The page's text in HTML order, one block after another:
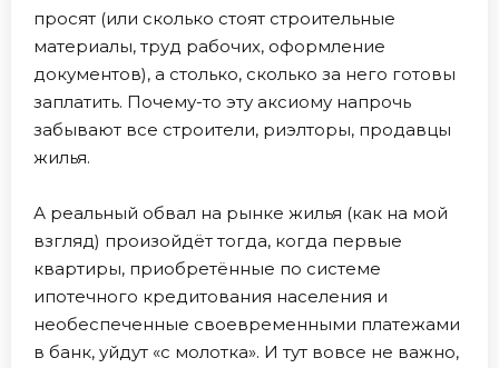
просят (или сколько стоят строительные
материалы, труд рабочих, оформление
документов), а столько, сколько за него готовы
заплатить. Почему-то эту аксиому напрочь
забывают все строители, риэлторы, продавцы
жилья.
А реальный обвал на рынке жилья (как на мой
взгляд) произойдёт тогда, когда первые
квартиры, приобретённые по системе
ипотечного кредитования населения и
необеспеченные своевременными платежами
в банк, уйдут «с молотка». И тут вовсе не важно,